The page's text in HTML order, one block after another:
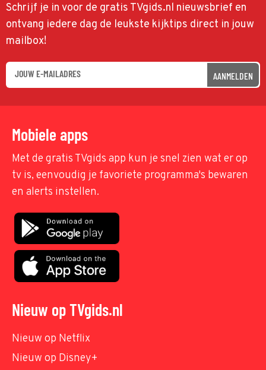
Schrijf je in voor de gratis TVgids.nl nieuwsbrief en
ontvang iedere dag de leukste kijktips direct in jouw
mailbox!
AANMELDEN
Mobiele apps
Met de gratis TVgids app kun je snel zien wat er op
tv is, eenvoudig je favoriete programma's bewaren
en alerts instellen.
Nieuw op TVgids.nl
Nieuw op Netflix
Nieuw op Disney+